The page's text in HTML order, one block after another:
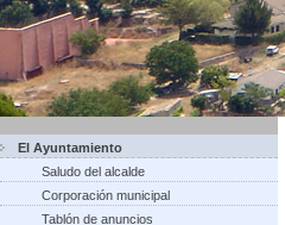
El Ayuntamiento
Saludo del alcalde
Corporación municipal
Tablón de anuncios